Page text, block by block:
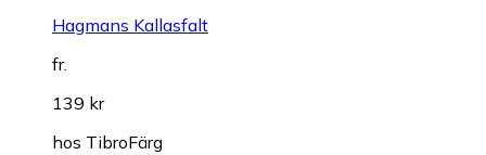
Hagmans Kallasfalt
fr.
139 kr
hos TibroFärg